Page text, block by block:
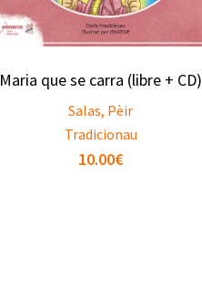
Maria que se carra (libre + CD)
Salas, Pèir
Tradicionau
10.00€